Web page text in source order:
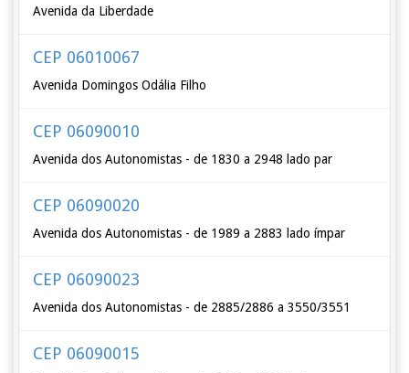
Avenida da Liberdade
CEP 06010067
Avenida Domingos Odália Filho
CEP 06090010
Avenida dos Autonomistas - de 1830 a 2948 lado par
CEP 06090020
Avenida dos Autonomistas - de 1989 a 2883 lado ímpar
CEP 06090023
Avenida dos Autonomistas - de 2885/2886 a 3550/3551
CEP 06090015